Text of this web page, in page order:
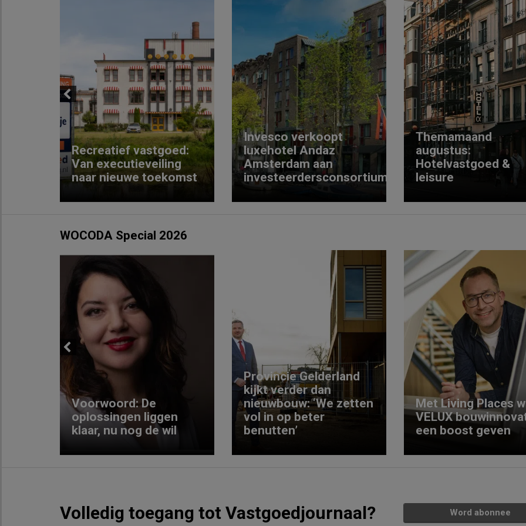
Previous
Recreatief vastgoed:
Van executieveiling
naar nieuwe toekomst
Invesco verkoopt
luxehotel Andaz
Amsterdam aan
investeerdersconsortium
Themamaand
augustus:
Hotelvastgoed &
leisure
WOCODA Special 2026
Previous
Voorwoord: De
oplossingen liggen
klaar, nu nog de wil
Provincie Gelderland
kijkt verder dan
nieuwbouw: ‘We zetten
vol in op beter
benutten’
Met Living Places
VELUX
een boost geven
Volledig toegang tot Vastgoedjournaal? Word abonnee